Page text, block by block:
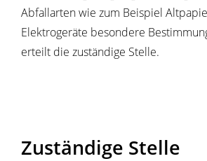
Abfallarten wie zum Beispiel
Elektrogeräte besondere
erteilt die zuständige Stelle.
Zuständige Stelle